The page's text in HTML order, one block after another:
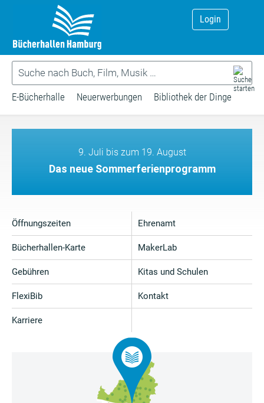
Login
E-Bücherhalle Neuerwerbungen Bibliothek der Dinge
9. Juli bis zum 19. August
Das neue Sommerferienprogramm
Öffnungszeiten
Bücherhallen-Karte
Gebühren
FlexiBib
Karriere
Ehrenamt
MakerLab
Kitas und Schulen
Kontakt